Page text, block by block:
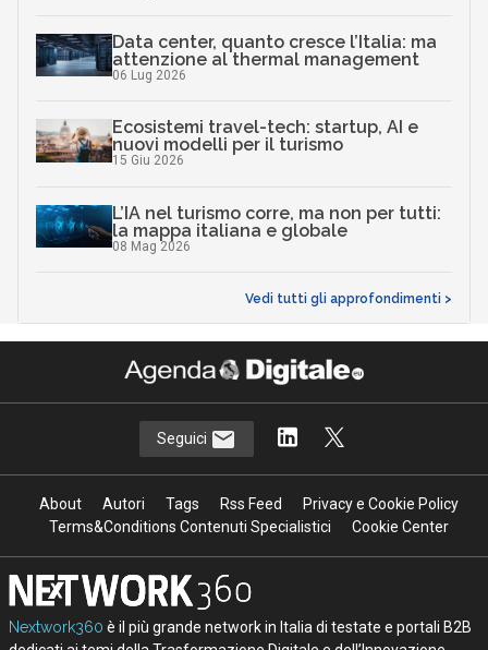
Data center, quanto cresce l’Italia: ma
attenzione al thermal management
06 Lug 2026
Ecosistemi travel-tech: startup, AI e
nuovi modelli per il turismo
15 Giu 2026
L’IA nel turismo corre, ma non per tutti:
la mappa italiana e globale
08 Mag 2026
Vedi tutti gli approfondimenti >
Seguici
About Autori Tags Rss Feed
Privacy e Cookie Policy
Terms&Conditions Contenuti Specialistici
Cookie Center
Nextwork360 è il più grande network in Italia di testate e portali B2B